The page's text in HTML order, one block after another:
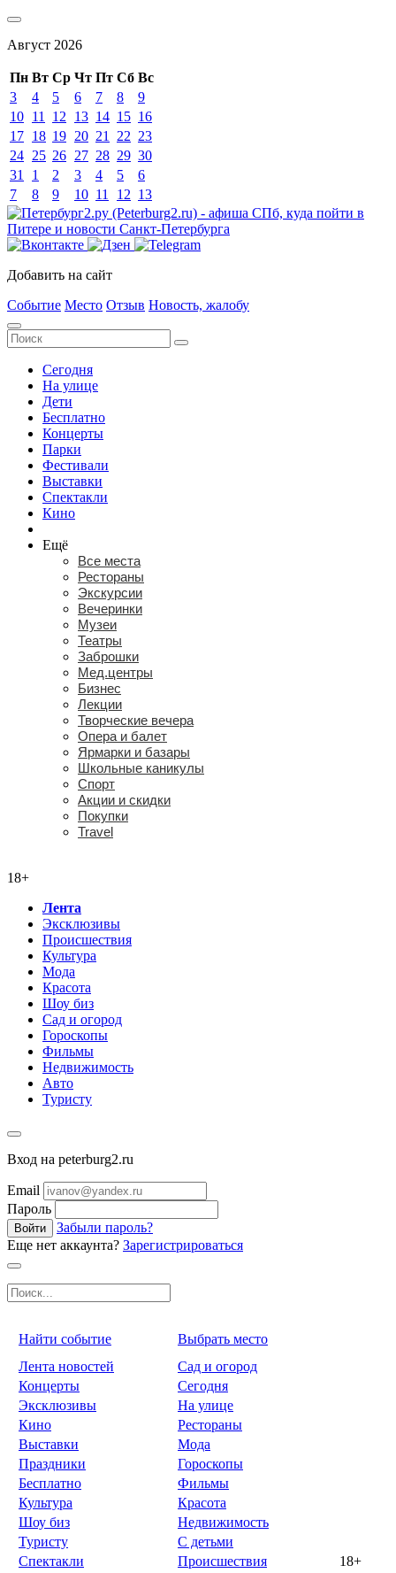
Август 2026
Пн Вт Ср Чт Пт Сб Вс
3
4 5 6 7 8
9
10 11 12 13 14 15 16
17 18 19 20 21 22 23
24 25 26 27 28 29 30
31
1 2 3 4 5
6
7
8 9 10 11 12 13
Добавить на сайт
Событие Место Отзыв Новость, жалобу
Сегодня
На улице
Дети
Бесплатно
Концерты
Парки
Фестивали
Выставки
Спектакли
Кино
Ещё
Все места
Рестораны
Экскурсии
Вечеринки
Музеи
Театры
Заброшки
Мед.центры
Бизнес
Лекции
Творческие вечера
Опера и балет
Ярмарки и базары
Школьные каникулы
Спорт
Акции и скидки
Покупки
Travel
18+
Лента
Эксклюзивы
Происшествия
Культура
Мода
Красота
Шоу биз
Сад и огород
Гороскопы
Фильмы
Недвижимость
Авто
Туристу
Вход на peterburg2.ru
Email
Пароль
Войти
Забыли пароль?
Еще нет аккаунта? Зарегистрироваться
Найти событие
Выбрать место
Лента новостей
Сад и огород
Концерты
Сегодня
Эксклюзивы
На улице
Кино
Рестораны
Выставки
Мода
Праздники
Гороскопы
Бесплатно
Фильмы
Культура
Красота
Шоу биз
Недвижимость
Туристу
С детьми
Спектакли
Происшествия 18+